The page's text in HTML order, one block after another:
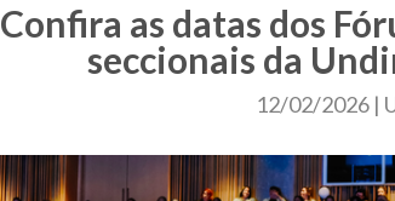
Confira as datas dos
seccionais da
12/02/2026 |